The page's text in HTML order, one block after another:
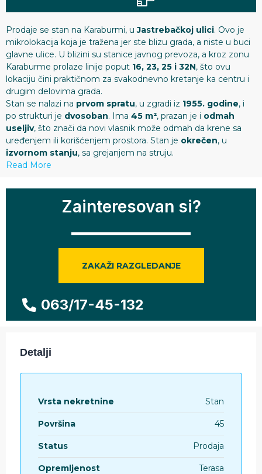
Prodaje se stan na Karaburmi, uJastrebačkoj ulici. Ovo je
mikrolokacija koja je tražena jer ste blizu grada, a niste u buci
glavne ulice. U blizini su stanice javnog prevoza, a kroz zonu
Karaburme prolaze linije poput 16, 23, 25 i 32N, što ovu
lokaciju čini praktičnom za svakodnevno kretanje ka centru i
drugim delovima grada.
Stan se nalazi na prvom spratu, u zgradi iz 1955. godine, i
po strukturi je dvosoban. Ima 45 m², prazan je i odmah
useljiv, što znači da novi vlasnik može odmah da krene sa
uređenjem ili korišćenjem prostora. Stan je okrečen, u
izvornom stanju, sa grejanjem na struju.
Read More
Zainteresovan si?
ZAKAŽI RAZGLEDANJE
063/17-45-132
Detalji
Vrsta nekretnine Stan
Površina 45
Status Prodaja
Opremljenost Terasa